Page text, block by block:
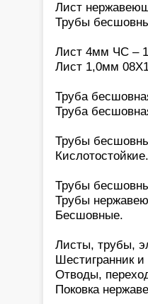
Лист
Трубы
Лист 4мм ЧС –
Лист 1,0мм
Труба
Труба
Трубы
Кислотостойкие.
Трубы
Трубы
Бесшовные.
Листы, трубы,
Шестигранник
Отводы,
Поковка